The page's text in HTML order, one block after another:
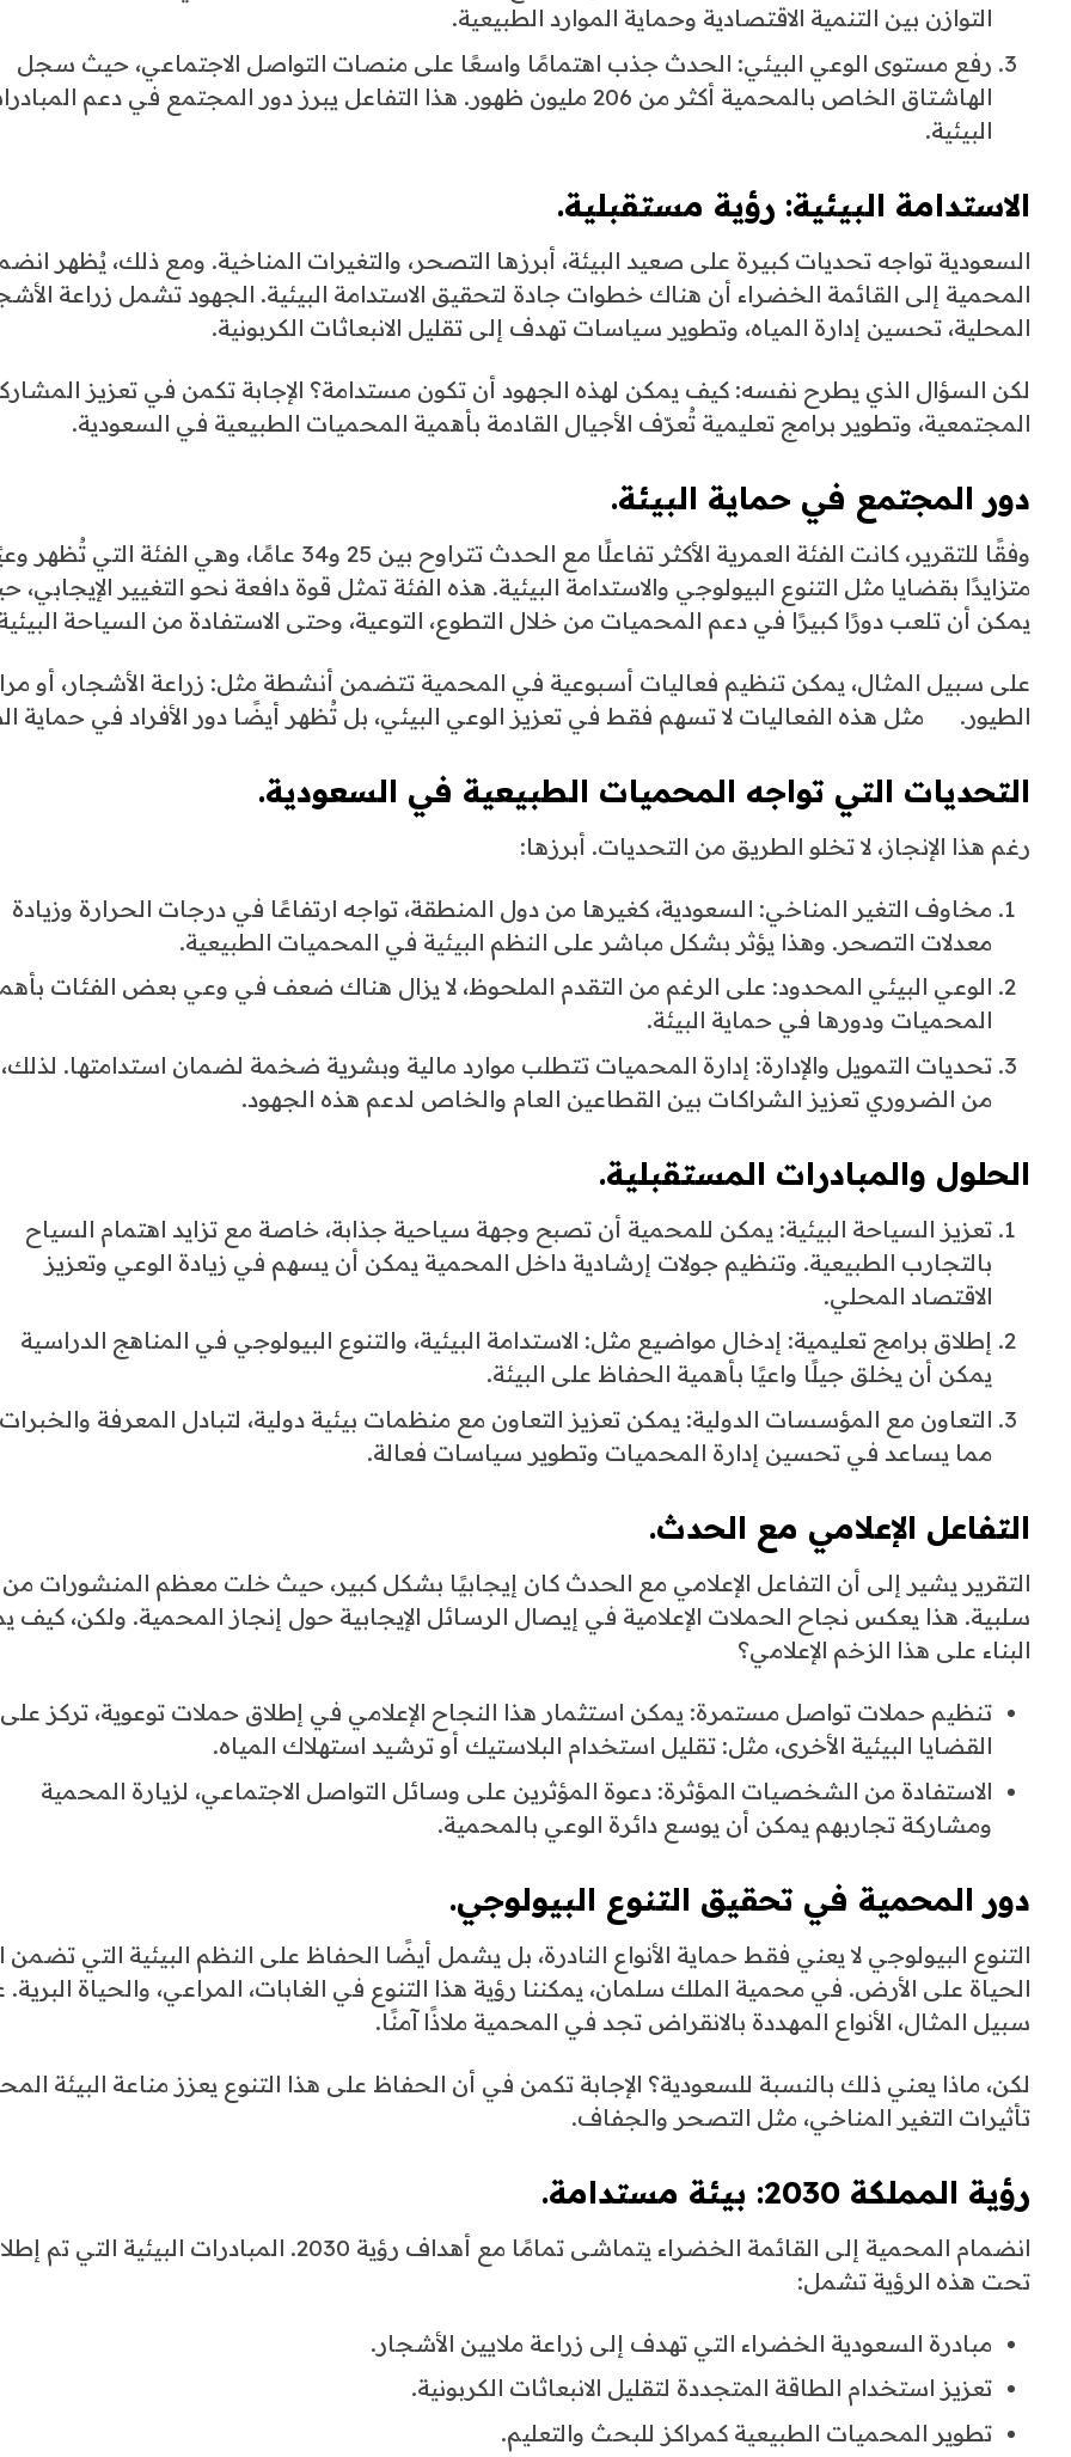
التوازن بين التنمية الاقتصادية وحماية الموارد الطبيعية.
رفع مستوى الوعي البيئي: الحدث جذب اهتمامًا واسعًا على منصات التواصل الاجتماعي، حيث سجل
الهاشتاق الخاص بالمحمية أكثر من 206 مليون ظهور. هذا التفاعل يبرز دور المجتمع في دعم
البيئية.
الاستدامة البيئية: رؤية مستقبلية.
السعودية تواجه تحديات كبيرة على صعيد البيئة، أبرزها التصحر، والتغيرات المناخية. ومع ذلك، يُظهر
المحمية إلى القائمة الخضراء أن هناك خطوات جادة لتحقيق الاستدامة البيئية. الجهود تشمل زراعة
المحلية، تحسين إدارة المياه، وتطوير سياسات تهدف إلى تقليل الانبعاثات الكربونية.
لكن السؤال الذي يطرح نفسه: كيف يمكن لهذه الجهود أن تكون مستدامة؟ الإجابة تكمن في تعزيز
المجتمعية، وتطوير برامج تعليمية تُعرّف الأجيال القادمة بأهمية المحميات الطبيعية في السعودية.
دور المجتمع في حماية البيئة.
وفقًا للتقرير، كانت الفئة العمرية الأكثر تفاعلًا مع الحدث تتراوح بين 25 و34 عامًا، وهي الفئة التي
متزايدًا بقضايا مثل التنوع البيولوجي والاستدامة البيئية. هذه الفئة تمثل قوة دافعة نحو التغيير الإيجابي،
يمكن أن تلعب دورًا كبيرًا في دعم المحميات من خلال التطوع، التوعية، وحتى الاستفادة من السياحة
على سبيل المثال، يمكن تنظيم فعاليات أسبوعية في المحمية تتضمن أنشطة مثل: زراعة الأشجار، أو
الطيور. مثل هذه الفعاليات لا تسهم فقط في تعزيز الوعي البيئي، بل تُظهر أيضًا دور الأفراد في حماية
التحديات التي تواجه المحميات الطبيعية في السعودية.
رغم هذا الإنجاز، لا تخلو الطريق من التحديات. أبرزها:
مخاوف التغير المناخي: السعودية، كغيرها من دول المنطقة، تواجه ارتفاعًا في درجات الحرارة وزيادة
معدلات التصحر. وهذا يؤثر بشكل مباشر على النظم البيئية في المحميات الطبيعية.
الوعي البيئي المحدود: على الرغم من التقدم الملحوظ، لا يزال هناك ضعف في وعي بعض الفئات
المحميات ودورها في حماية البيئة.
تحديات التمويل والإدارة: إدارة المحميات تتطلب موارد مالية وبشرية ضخمة لضمان استدامتها. لذلك،
من الضروري تعزيز الشراكات بين القطاعين العام والخاص لدعم هذه الجهود.
الحلول والمبادرات المستقبلية.
تعزيز السياحة البيئية: يمكن للمحمية أن تصبح وجهة سياحية جذابة، خاصة مع تزايد اهتمام السياح
بالتجارب الطبيعية. وتنظيم جولات إرشادية داخل المحمية يمكن أن يسهم في زيادة الوعي وتعزيز
الاقتصاد المحلي.
إطلاق برامج تعليمية: إدخال مواضيع مثل: الاستدامة البيئية، والتنوع البيولوجي في المناهج الدراسية
يمكن أن يخلق جيلًا واعيًا بأهمية الحفاظ على البيئة.
التعاون مع المؤسسات الدولية: يمكن تعزيز التعاون مع منظمات بيئية دولية، لتبادل المعرفة
مما يساعد في تحسين إدارة المحميات وتطوير سياسات فعالة.
التفاعل الإعلامي مع الحدث.
التقرير يشير إلى أن التفاعل الإعلامي مع الحدث كان إيجابيًا بشكل كبير، حيث خلت معظم المنشورات من
سلبية. هذا يعكس نجاح الحملات الإعلامية في إيصال الرسائل الإيجابية حول إنجاز المحمية. ولكن، كيف
البناء على هذا الزخم الإعلامي؟
تنظيم حملات تواصل مستمرة: يمكن استثمار هذا النجاح الإعلامي في إطلاق حملات توعوية، تركز على
القضايا البيئية الأخرى، مثل: تقليل استخدام البلاستيك أو ترشيد استهلاك المياه.
الاستفادة من الشخصيات المؤثرة: دعوة المؤثرين على وسائل التواصل الاجتماعي، لزيارة المحمية
ومشاركة تجاربهم يمكن أن يوسع دائرة الوعي بالمحمية.
دور المحمية في تحقيق التنوع البيولوجي.
التنوع البيولوجي لا يعني فقط حماية الأنواع النادرة، بل يشمل أيضًا الحفاظ على النظم البيئية التي تضمن
الحياة على الأرض. في محمية الملك سلمان، يمكننا رؤية هذا التنوع في الغابات، المراعي، والحياة
سبيل المثال، الأنواع المهددة بالانقراض تجد في المحمية ملاذًا آمنًا.
لكن، ماذا يعني ذلك بالنسبة للسعودية؟ الإجابة تكمن في أن الحفاظ على هذا التنوع يعزز مناعة البيئة
تأثيرات التغير المناخي، مثل التصحر والجفاف.
رؤية المملكة 2030: بيئة مستدامة.
انضمام المحمية إلى القائمة الخضراء يتماشى تمامًا مع أهداف رؤية 2030. المبادرات البيئية
تحت هذه الرؤية تشمل:
مبادرة السعودية الخضراء التي تهدف إلى زراعة ملايين الأشجار.
تعزيز استخدام الطاقة المتجددة لتقليل الانبعاثات الكربونية.
تطوير المحميات الطبيعية كمراكز للبحث والتعليم.